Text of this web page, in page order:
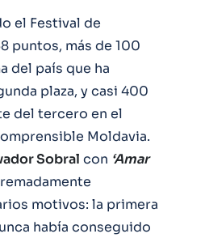
el Festival de
puntos, más de 100
del país que ha
plaza, y casi 400
del tercero en el
Moldavia.
Sobral con ‘Amar
motivos: la primera
había conseguido